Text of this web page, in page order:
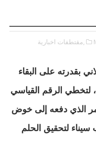
,مقتطفات اخبارية
بقدرته على البقاء
لنحو 150 ساعة، لتخطي الرقم القياسي
الذي دفعه إلى خوض
لتحقيق الحلم